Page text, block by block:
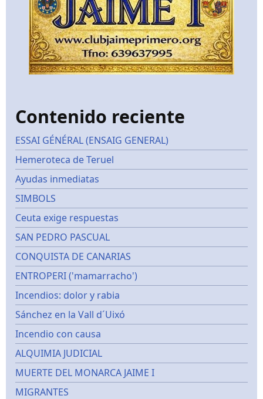
Contenido reciente
ESSAI GÉNÉRAL (ENSAIG GENERAL)
Hemeroteca de Teruel
Ayudas inmediatas
SIMBOLS
Ceuta exige respuestas
SAN PEDRO PASCUAL
CONQUISTA DE CANARIAS
ENTROPERI ('mamarracho')
Incendios: dolor y rabia
Sánchez en la Vall d´Uixó
Incendio con causa
ALQUIMIA JUDICIAL
MUERTE DEL MONARCA JAIME I
MIGRANTES